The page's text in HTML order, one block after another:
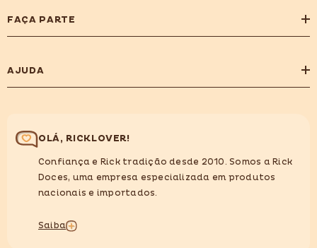
FAÇA PARTE
AJUDA
OLÁ, RICKLOVER!
Confiança e Rick tradição desde 2010. Somos a Rick
Doces, uma empresa especializada em produtos
nacionais e importados.
Saiba